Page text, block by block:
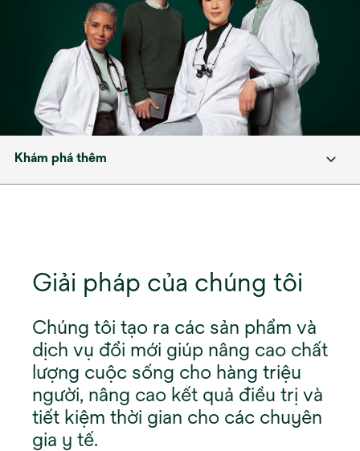
Khám phá thêm
Giải pháp của chúng tôi
Chúng tôi tạo ra các sản phẩm và
dịch vụ đổi mới giúp nâng cao chất
lượng cuộc sống cho hàng triệu
người, nâng cao kết quả điều trị và
tiết kiệm thời gian cho các chuyên
gia y tế.